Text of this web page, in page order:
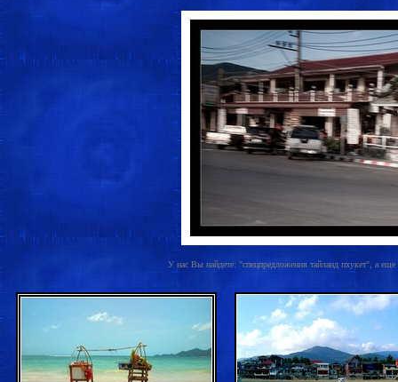
У нас Вы найдете: "спецпредложения тайланд пхукет", а еще